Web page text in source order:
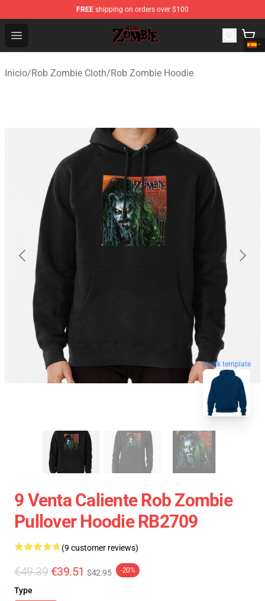
FREE shipping on orders over $100
Open menu
Rob Zombie Shop - Official Rob Zombie Merchandise
Inicio/Rob Zombie Cloth/Rob Zombie Hoodie
blank template
9 Venta Caliente Rob Zombie
Pullover Hoodie RB2709
(9 customer reviews)
€49.39 €39.51 $42.95 -20%
Type